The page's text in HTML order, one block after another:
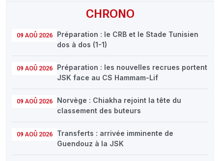
CHRONO
09 AOÛ 2026
Préparation : le CRB et le Stade Tunisien
dos à dos (1-1)
09 AOÛ 2026
Préparation : les nouvelles recrues portent
JSK face au CS Hammam-Lif
09 AOÛ 2026
Norvège : Chiakha rejoint la tête du
classement des buteurs
09 AOÛ 2026
Transferts : arrivée imminente de
Guendouz à la JSK